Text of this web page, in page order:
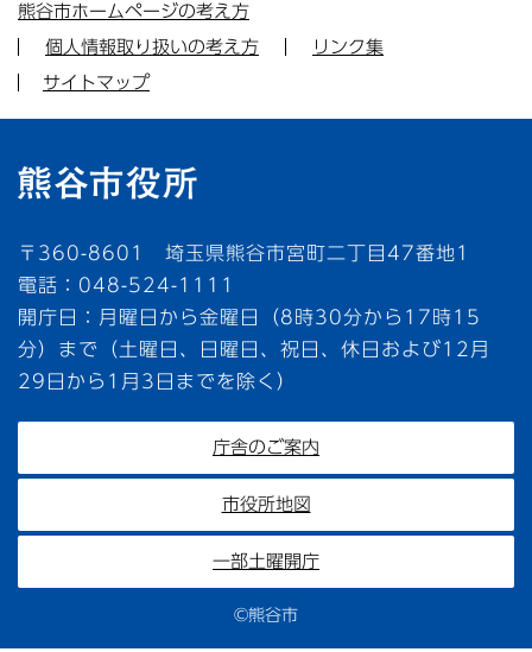
熊谷市ホームページの考え方
個人情報取り扱いの考え方
リンク集
サイトマップ
〒360-8601 埼玉県熊谷市宮町二丁目47番地1
電話：048-524-1111
開庁日：月曜日から金曜日（8時30分から17時15
分）まで（土曜日、日曜日、祝日、休日および12月
29日から1月3日までを除く）
庁舎のご案内
市役所地図
一部土曜開庁
©熊谷市